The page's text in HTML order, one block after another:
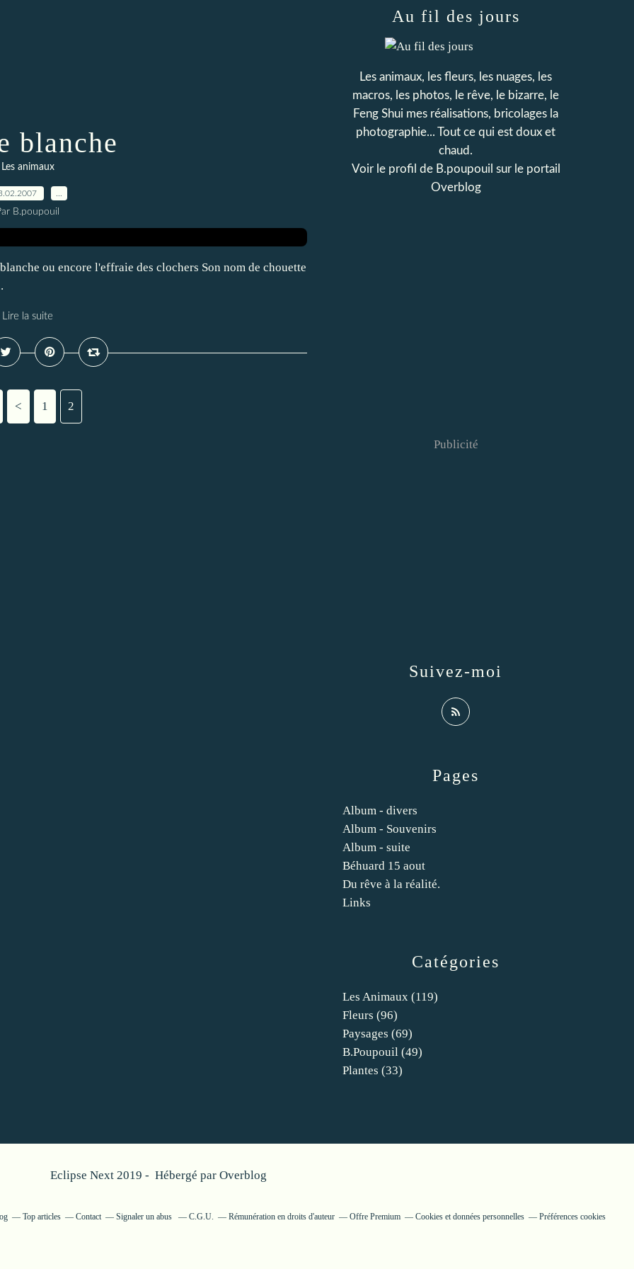
blanche
Les animaux
B.poupouil
ou encore l'effraie des clochers Son nom de chouette
Lire la suite
< 1 2
Catégories
Les Animaux (119)
Fleurs (96)
Paysages (69)
B.poupouil (49)
Plantes (33)
Pages
Album - divers
Album - Souvenirs
Album - suite
Béhuard 15 aout
Du rêve à la réalité.
Links
Au fil des jours
Les animaux, les fleurs, les nuages, les
macros, les photos, le rêve, le bizarre, le
Feng Shui mes réalisations, bricolages la
photographie... Tout ce qui est doux et
chaud.
Voir le profil de B.poupouil sur le portail
Overblog
Suivez-moi
Publicité
Eclipse Next 2019 - Hébergé par Overblog
Top articles Contact Signaler un abus C.G.U. Rémunération en droits d'auteur Offre Premium Cookies et données personnelles Préférences cookies